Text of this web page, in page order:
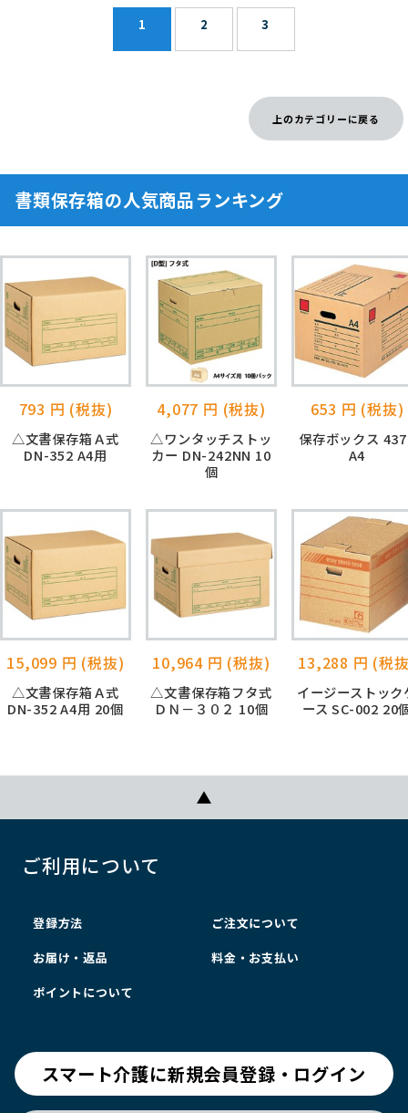
1 2 3
上のカテゴリーに戻る
書類保存箱の人気商品ランキング
793 円 (税抜)
△文書保存箱Ａ式
DN-352 A4用
4,077 円 (税抜)
△ワンタッチストッ
カー DN-242NN 10
個
653 円 (税抜)
保存ボックス
A4
15,099 円 (税抜)
△文書保存箱Ａ式
DN-352 A4用 20個
10,964 円 (税抜)
△文書保存箱フタ式
ＤＮ－３０２ 10個
13,288 円 (税
イージーストック
ース SC-002 20
ご利用について
登録方法 ご注文について
お届け・返品 料金・お支払い
ポイントについて
スマート介護に新規会員登録・ログイン